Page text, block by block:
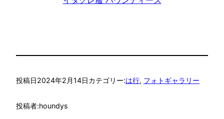
投稿日2024年2月14日カテゴリー:は行, フォトギャラリー
投稿者:houndys